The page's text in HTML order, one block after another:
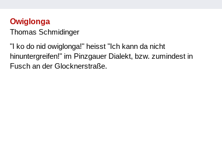
Natur und Landwirtschaft
Owiglonga
Thomas Schmidinger
"I ko do nid owiglonga!" heisst "Ich kann da nicht
hinuntergreifen!" im Pinzgauer Dialekt, bzw. zumindest in
Fusch an der Glocknerstraße.